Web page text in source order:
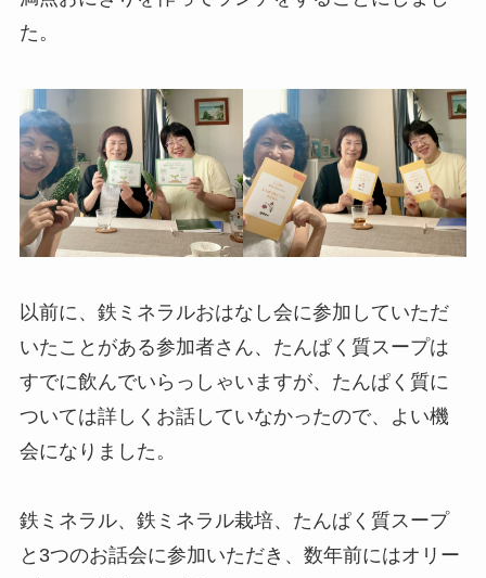
た。
以前に、鉄ミネラルおはなし会に参加していただ
いたことがある参加者さん、たんぱく質スープは
すでに飲んでいらっしゃいますが、たんぱく質に
ついては詳しくお話していなかったので、よい機
会になりました。
鉄ミネラル、鉄ミネラル栽培、たんぱく質スープ
と3つのお話会に参加いただき、数年前にはオリー